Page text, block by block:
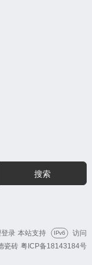
搜索
录 本站支持 IPv6
访问
瓷砖 粤ICP备18143184号